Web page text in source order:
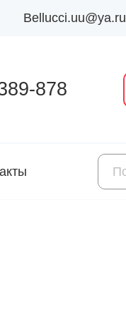
Bellucci.uu@ya.ru
878